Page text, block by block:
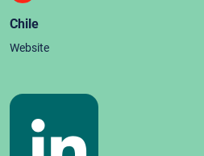
Chile
Website